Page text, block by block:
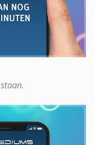
staan.